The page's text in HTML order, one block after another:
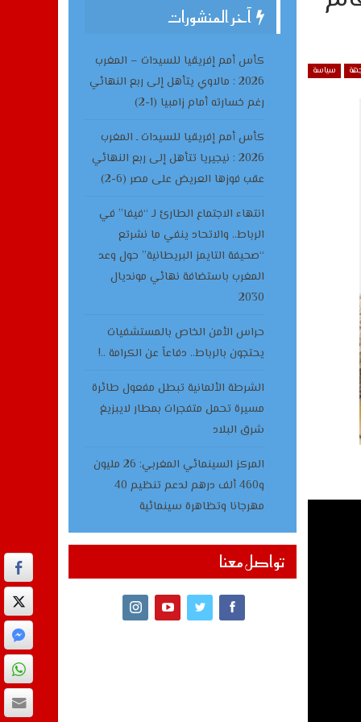
سياسة
آخر المنشورات
كأس أمم إفريقيا للسيدات – المغرب
2026 : مالاوي يتأهل إلى ربع النهائي
رغم خسارته أمام زامبيا (1-2)
كأس أمم إفريقيا للسيدات ـ المغرب
2026 : نيجيريا تتأهل إلى ربع النهائي
عقب فوزها العريض على مصر (6-2)
انتهاء الاجتماع الطارئ لـ “فيفا” في
الرباط.. والاتحاد ينفي ما نشرتع
“صحيفة التايمز البريطانية” حول وعد
المغرب باستضافة نهائي مونديال
2030
حراس الأمن الخاص بالمستشفيات
يحتجون بالرباط.. دفاعاً عن الكرامة ..!
الشرطة الألمانية تبطل مفعول طائرة
مسيرة تحمل متفجرات بمطار لايبزيغ
شرق البلاد
المركز السينمائي المغربي: 26 مليون
و460 ألف درهم لدعم تنظيم 40
مهرجانا وتظاهرة سينمائية
تواصل معنا